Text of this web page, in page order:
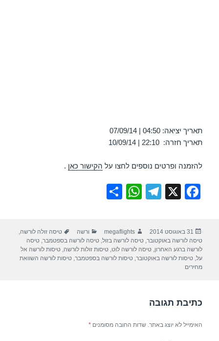
תאריך יציאה: 04:50 | 07/09/14
תאריך חזרה: 22:10 | 10/09/14
להזמנה ופרטים נוספים לחצו על הקישור כאן .
F
e
b
k
X
T
gr
a
W
s
A
e
פורסם
בתאריך
31 באוגוסט 2014 מחבר
megaflights קטגוריות
ורשה תגיות
טיסה זולה לורשה,
טיסה לורשה באוקטובר,טיסה לורשה בזול,טיסה לורשה בספטמבר,טיסה
לורשה ברגע האחרון,טיסה לורשה לוט,טיסות זולות לורשה,טיסות לורשה אל
על,טיסות לורשה באוקטובר,טיסות לורשה בספטמבר,טיסות לורשה השוואת
מחירים
כתיבת תגובה
האימייל לא יוצג באתר. שדות החובה מסומנים*